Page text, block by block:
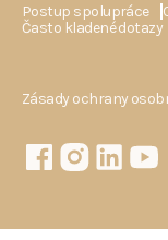
Postup spolupráce
Často kladené dotazy
Zásady ochrany